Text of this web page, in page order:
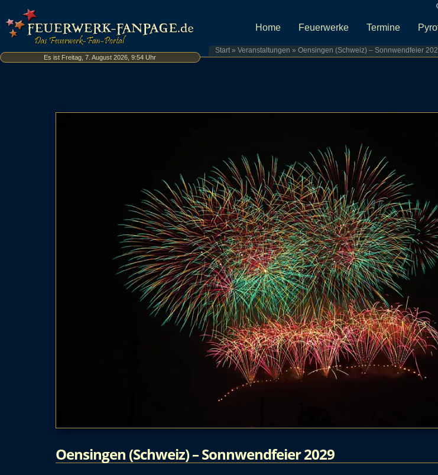
Es ist Freitag, 7. August 2026, 9:54 Uhr
Home Feuerwerke Termine
Start» Veranstaltungen » Oensingen (Schweiz) – Sonnwendfeier
Oensingen (Schweiz) – Sonnwendfeier 2029